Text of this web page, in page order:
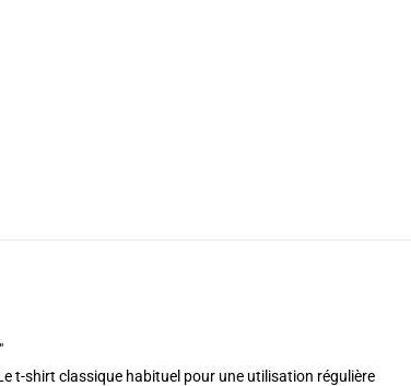
t-shirt classique habituel pour une utilisation régulière